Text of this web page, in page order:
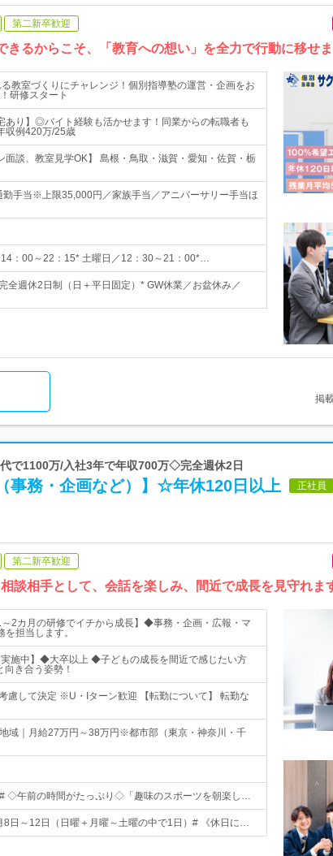
第二新卒歓迎
きるからこそ、「教育への想い」を全力で行動に移せま
教室づくりにチャレンジ！個別指導塾の運営・企画をお
研修スタート
あり】◎バイト経験も活かせます！同業からの転職者も
例420万/25歳
面談、教室見学OK】 島根・鳥取・滋賀・愛知・佐賀・栃
手当※上限35,000円／家族手当／アニバーサリー手当ほ
：00～22：15* 土曜日／12：30～21：00*…
全週休2日制（日＋平日固定）* GW休業／お盆休み／
掲
で1100万/入社3年で年収700万◇完全週休2日
事務・企画など）】☆年休120日以上 正社員
第二新卒歓迎
談相手として、会話を楽しみ、間近で成長を見守れま
～2カ月の研修でイチから成長】◆事務・企画・広報・マ
担当します。
実施中】◆大卒以上 ◆子どもの成長を間近で感じたい方
き合う姿勢！
慮して決定 ※U・Iターン歓迎 【転勤について】 転勤な
｜月給27万円～38万円※都市部（東京・神奈川・千
◇午前の時間がたっぷり◇「趣味のスポーツを朝楽し…
日～12日（日曜＋月曜～土曜の中で1日）# 《休日に…